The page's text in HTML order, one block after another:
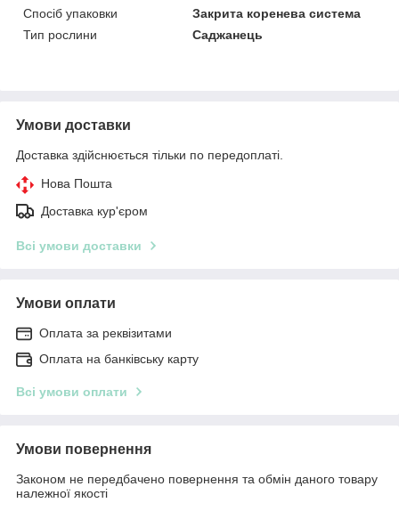
Спосіб упаковки
Закрита коренева система
Тип рослини
Саджанець
Умови доставки
Доставка здійснюється тільки по передоплаті.
Нова Пошта
Доставка кур'єром
Всі умови доставки
Умови оплати
Оплата за реквізитами
Оплата на банківську карту
Всі умови оплати
Умови повернення
Законом не передбачено повернення та обмін даного товару
належної якості